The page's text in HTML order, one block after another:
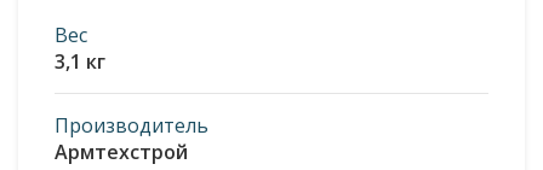
Вес
3,1 кг
Производитель
Армтехстрой